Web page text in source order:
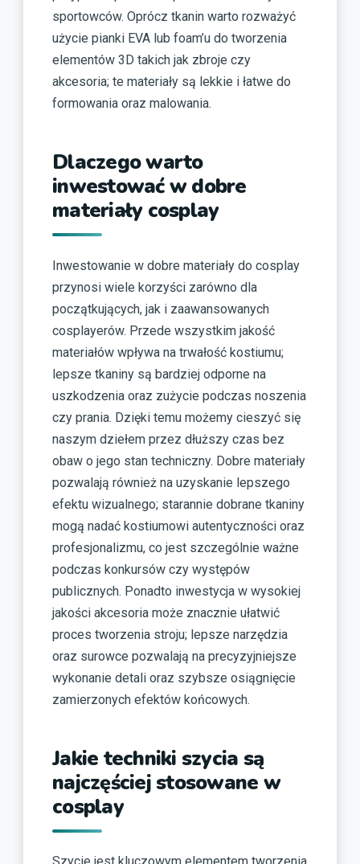
sportowców. Oprócz tkanin warto rozważyć
użycie pianki EVA lub foam’u do tworzenia
elementów 3D takich jak zbroje czy
akcesoria; te materiały są lekkie i łatwe do
formowania oraz malowania.
Dlaczego warto
inwestować w dobre
materiały cosplay
Inwestowanie w dobre materiały do cosplay
przynosi wiele korzyści zarówno dla
początkujących, jak i zaawansowanych
cosplayerów. Przede wszystkim jakość
materiałów wpływa na trwałość kostiumu;
lepsze tkaniny są bardziej odporne na
uszkodzenia oraz zużycie podczas noszenia
czy prania. Dzięki temu możemy cieszyć się
naszym dziełem przez dłuższy czas bez
obaw o jego stan techniczny. Dobre materiały
pozwalają również na uzyskanie lepszego
efektu wizualnego; starannie dobrane tkaniny
mogą nadać kostiumowi autentyczności oraz
profesjonalizmu, co jest szczególnie ważne
podczas konkursów czy występów
publicznych. Ponadto inwestycja w wysokiej
jakości akcesoria może znacznie ułatwić
proces tworzenia stroju; lepsze narzędzia
oraz surowce pozwalają na precyzyjniejsze
wykonanie detali oraz szybsze osiągnięcie
zamierzonych efektów końcowych.
Jakie techniki szycia są
najczęściej stosowane w
cosplay